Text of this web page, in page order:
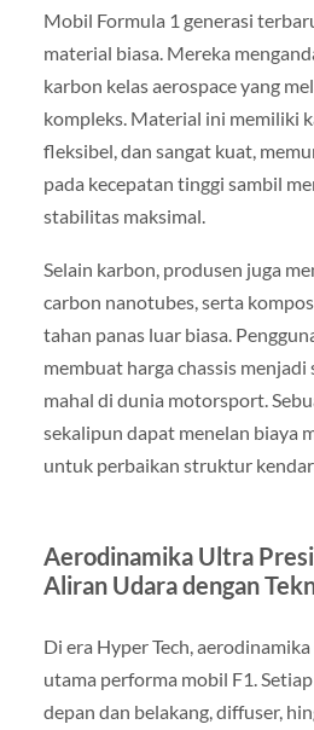
Mobil Formula 1 generasi
material biasa. Mereka
karbon kelas aerospace yang
kompleks. Material ini memiliki
fleksibel, dan sangat kuat,
pada kecepatan tinggi sambil
stabilitas maksimal.
Selain karbon, produsen juga
carbon nanotubes, serta
tahan panas luar biasa.
membuat harga chassis menjadi
mahal di dunia motorsport.
sekalipun dapat menelan biaya
untuk perbaikan struktur
Aerodinamika Ultra
Aliran Udara dengan
Di era Hyper Tech,
utama performa mobil F1.
depan dan belakang, diffuser,